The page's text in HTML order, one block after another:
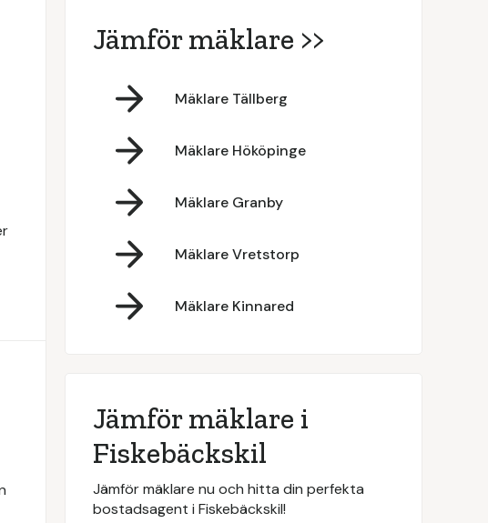
Jämför mäklare >>
Mäklare Tällberg
Mäklare Hököpinge
Mäklare Granby
Mäklare Vretstorp
Mäklare Kinnared
Jämför mäklare i
Fiskebäckskil
Jämför mäklare nu och hitta din perfekta
bostadsagent i Fiskebäckskil!